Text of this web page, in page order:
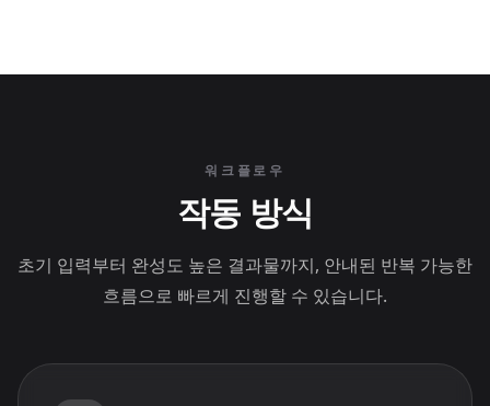
워크플로우
작동 방식
초기 입력부터 완성도 높은 결과물까지, 안내된 반복 가능한
흐름으로 빠르게 진행할 수 있습니다.